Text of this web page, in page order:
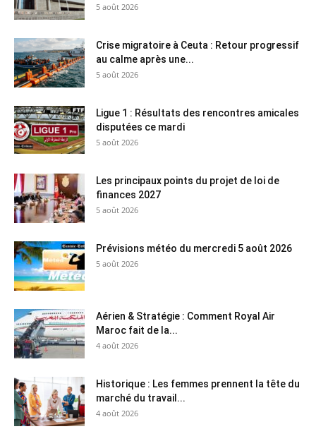
5 août 2026
Crise migratoire à Ceuta : Retour progressif
au calme après une...
5 août 2026
Ligue 1 : Résultats des rencontres amicales
disputées ce mardi
5 août 2026
Les principaux points du projet de loi de
finances 2027
5 août 2026
Prévisions météo du mercredi 5 août 2026
5 août 2026
Aérien & Stratégie : Comment Royal Air
Maroc fait de la...
4 août 2026
Historique : Les femmes prennent la tête du
marché du travail...
4 août 2026